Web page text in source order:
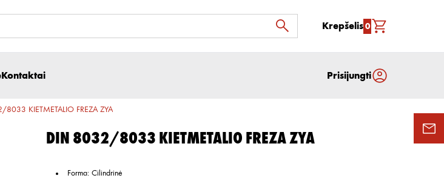
Krepšelis0
Kontaktai Prisijungti
KIETMETALIO FREZA ZYA
DIN 8032/8033 KIETMETALIO FREZA ZYA
Forma: Cilindrinė